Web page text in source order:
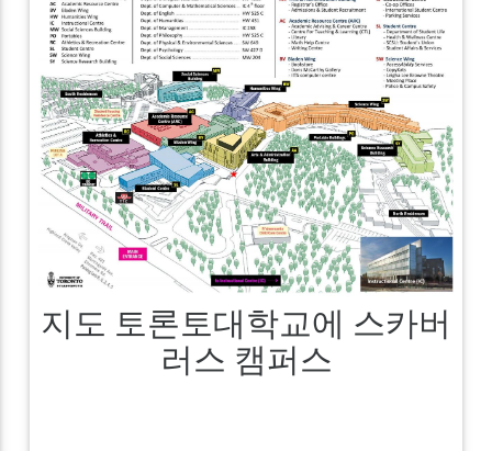
지도 토론토대학교에 스카버
러스 캠퍼스